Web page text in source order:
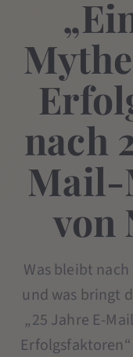
nach
Mail-
von
Was bleibt
und was bringt
„25 Jahre E-